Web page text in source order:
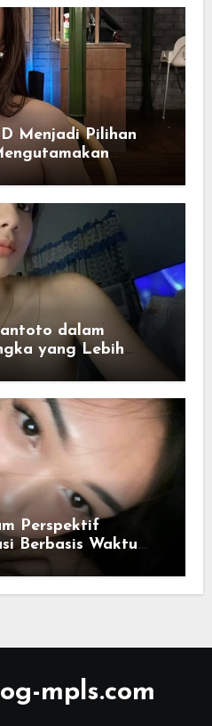
Menjadi Pilihan
dalam
yang Lebih
Perspektif
Berbasis Waktu
Numerik
mpls.com